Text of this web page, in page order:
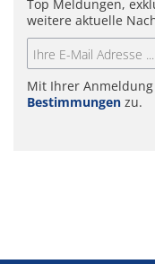
Top Meldungen,
weitere aktuelle
Mit Ihrer
Bestimmungen zu.